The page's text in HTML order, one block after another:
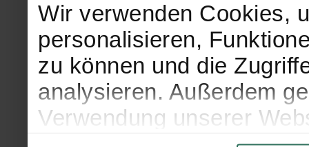
Wir verwenden Cookies,
personalisieren,
zu können und die
analysieren. Außerdem
Verwendung unserer